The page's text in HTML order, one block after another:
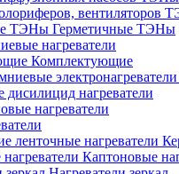
Герметичные ТЭНы
нагреватели
Комплектующие
нагреватели
нагреватели
Каптоновые